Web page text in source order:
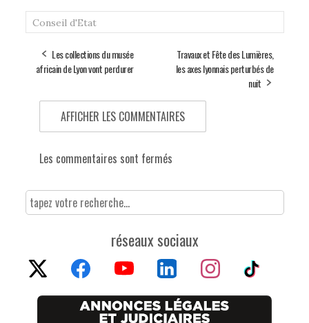
Conseil d'Etat
Les collections du musée
africain de Lyon vont perdurer
Travaux et Fête des Lumières,
les axes lyonnais perturbés de
nuit
AFFICHER LES COMMENTAIRES
Les commentaires sont fermés
réseaux sociaux